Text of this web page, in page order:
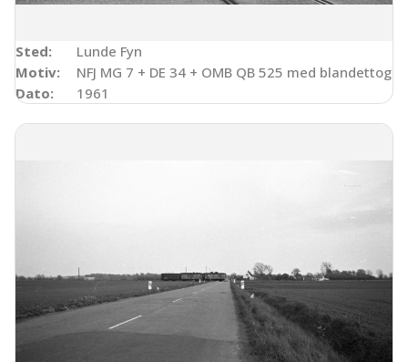
Sted:
Lunde Fyn
Motiv:
NFJ MG 7 + DE 34 + OMB QB 525 med blandettog
Dato:
1961